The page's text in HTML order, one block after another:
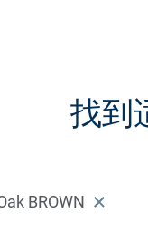
找到
BROWN